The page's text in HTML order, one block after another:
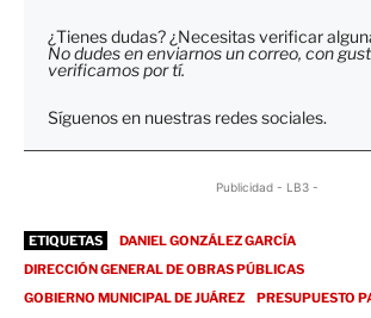
¿Tienes dudas? ¿Necesitas verificar
No dudes en enviarnos un correo, con
verificamos por tí.
Síguenos en nuestras redes sociales.
Publicidad - LB3 -
ETIQUETAS
DANIEL GONZÁLEZ GARCÍA
DIRECCIÓN GENERAL DE OBRAS PÚBLICAS
GOBIERNO MUNICIPAL DE JUÁREZ
PRESUPUESTO